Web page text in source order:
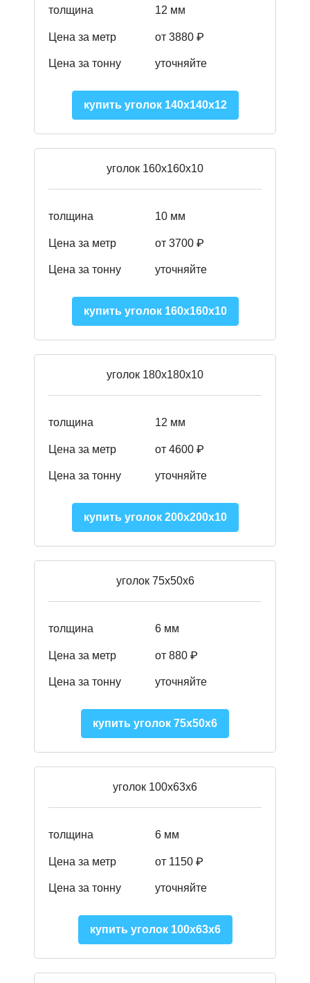
толщина 12 мм
Цена за метр от 3880 ₽
Цена за тонну уточняйте
купить уголок 140х140х12
уголок 160х160х10
толщина 10 мм
Цена за метр от 3700 ₽
Цена за тонну уточняйте
купить уголок 160х160х10
уголок 180х180х10
толщина 12 мм
Цена за метр от 4600 ₽
Цена за тонну уточняйте
купить уголок 200х200х10
уголок 75х50х6
толщина 6 мм
Цена за метр от 880 ₽
Цена за тонну уточняйте
купить уголок 75х50х6
уголок 100х63х6
толщина 6 мм
Цена за метр от 1150 ₽
Цена за тонну уточняйте
купить уголок 100х63х6